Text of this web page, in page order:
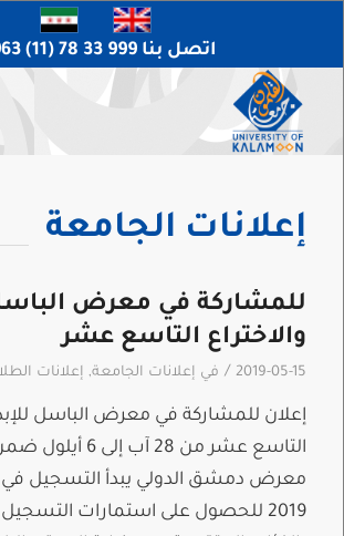
اتصل بنا 999 33 78 (11) 963 +
إعلانات الجامعة
للمشاركة في معرض الباسل
والاختراع التاسع عشر
2019-05-15
/ في إعلانات الجامعة, إعلانات
إعلان للمشاركة في معرض الباسل
التاسع عشر من 28 آب
2019 للحصول على استمارات